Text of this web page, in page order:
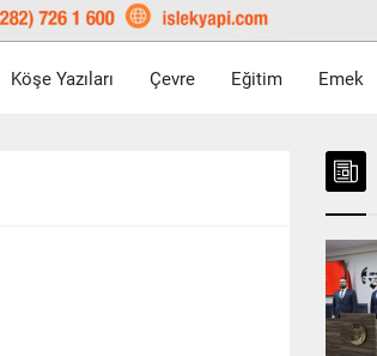
Köşe Yazıları Çevre Eğitim Emek